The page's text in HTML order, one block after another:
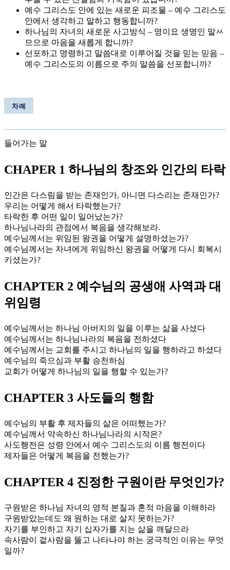
예수 그리스도 안에 있는 새로운 피조물 – 예수 그리스도
안에서 생각하고 말하고 행동합니까?
하나님의 자녀의 새로운 사고방식 – 영이요 생명인 말ㅆ
므으로 마음을 새롭게 합니까?
선포하고 명령하고 말씀대로 이루어질 것을 믿는 믿음 –
예수 그리스도의 이름으로 주의 말씀을 선포합니까?
차례
들어가는 말
CHAPER 1 하나님의 창조와 인간의 타락
인간은 다스림을 받는 존재인가, 아니면 다스리는 존재인가?
우리는 어떻게 해서 타락했는가?
타락한 후 어떤 일이 일어났는가?
하나님나라의 관점에서 복음을 생각해보라.
예수님께서는 위임된 왕권을 어떻게 설명하셨는가?
예수님께서는 자녀에게 위임하신 왕권을 어떻게 다시 회복시
키셨는가?
CHAPTER 2 예수님의 공생애 사역과 대
위임령
예수님께서는 하나님 아버지의 일을 이루는 삶을 사셨다
예수님께서는 하나님나라의 복음을 전하셨다
예수님께서는 교회를 주시고 하나님의 일을 행하라고 하셨다
예수님의 죽으심과 부활 승천하심
교회가 어떻게 하나님의 일을 행할 수 있는가?
CHAPTER 3 사도들의 행함
예수님의 부활 후 제자들의 삶은 어떠했는가?
예수님께서 약속하신 하나님나라의 시작은?
사도행전은 성령 안에서 예수 그리스도의 이름 행전이다
제자들은 어떻게 복음을 전했는가?
CHAPTER 4 진정한 구원이란 무엇인가?
구원받은 하나님 자녀의 영적 본질과 혼적 마음을 이해하라
구원받았는데도 왜 원하는 대로 살지 못하는가?
자기를 부인하고 자기 십자가를 지는 삶을 깨달으라
속사람이 겉사람을 뚫고 나타나야 하는 궁극적인 이유는 무엇
일까?